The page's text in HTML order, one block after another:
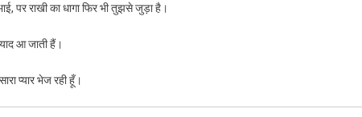
पर राखी का धागा फिर भी तुझसे जुड़ा है।
आ जाती हैं।
प्यार भेज रही हूँ।